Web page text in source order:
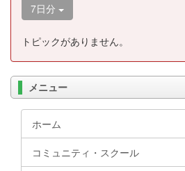
7日分
トピックがありません。
メニュー
ホーム
コミュニティ・スクール